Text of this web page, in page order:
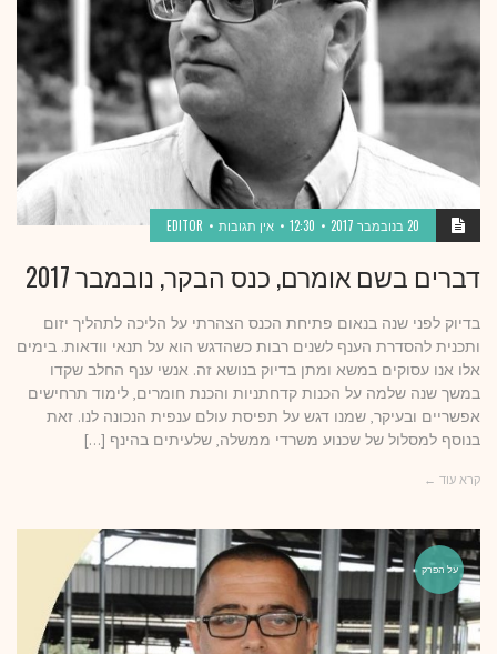
20 בנובמבר 2017 12:30 אין תגובות EDITOR
דברים בשם אומרם, כנס הבקר, נובמבר 2017
בדיוק לפני שנה בנאום פתיחת הכנס הצהרתי על הליכה לתהליך יזום
ותכנית להסדרת הענף לשנים רבות כשהדגש הוא על תנאי וודאות. בימים
אלו אנו עסוקים במשא ומתן בדיוק בנושא זה. אנשי ענף החלב שקדו
במשך שנה שלמה על הכנות קדחתניות והכנת חומרים, לימוד תרחישים
אפשריים ובעיקר, שמנו דגש על תפיסת עולם ענפית הנכונה לנו. זאת
בנוסף למסלול של שכנוע משרדי ממשלה, שלעיתים בהינף […]
קרא עוד ←
על הפרק